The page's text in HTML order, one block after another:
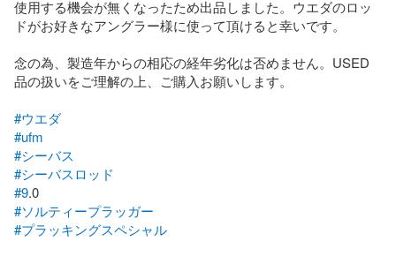
使用する機会が無くなったため出品しました。ウエダのロッ
ドがお好きなアングラー様に使って頂けると幸いです。
念の為、製造年からの相応の経年劣化は否めません。USED
品の扱いをご理解の上、ご購入お願いします。
#ウエダ
#ufm
#シーバス
#シーバスロッド
#9
#ソルティープラッガー
#プラッキングスペシャル